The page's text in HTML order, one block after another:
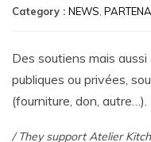
Category : NEWS,
Des soutiens mais
publiques ou privées,
(fourniture, don, autre…).
/ They support Atelier